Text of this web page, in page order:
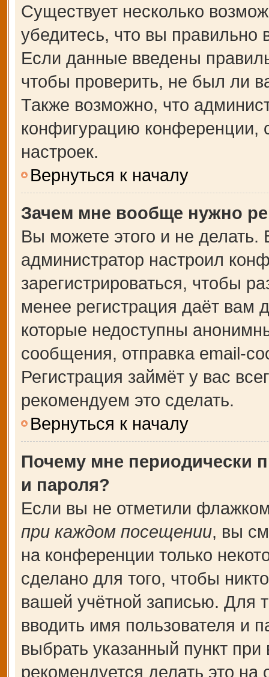
Существует несколько
убедитесь, что вы правильно
Если данные введены
чтобы проверить, не был ли
Также возможно, что
конфигурацию конференции,
настроек.
Вернуться к началу
Зачем мне вообще нужно
Вы можете этого и не делать.
администратор настроил
зарегистрироваться, чтобы
менее регистрация даёт вам
которые недоступны
сообщения, отправка email-
Регистрация займёт у вас
рекомендуем это сделать.
Вернуться к началу
Почему мне периодически
и пароля?
Если вы не отметили
при каждом посещении, вы
на конференции только
сделано для того, чтобы
вашей учётной записью. Для
вводить имя пользователя и
выбрать указанный пункт
рекомендуется делать это